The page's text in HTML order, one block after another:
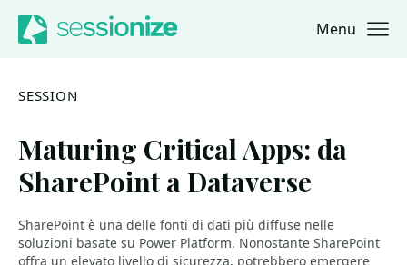
Jump to navigation
Jump to content Menu
SESSION
Maturing Critical Apps: da
SharePoint a Dataverse
SharePoint è una delle fonti di dati più diffuse nelle
soluzioni basate su Power Platform. Nonostante SharePoint
offra un elevato livello di sicurezza, potrebbero emergere